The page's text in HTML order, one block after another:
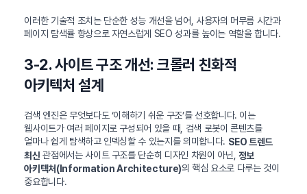
이러한 기술적 조치는 단순한 성능 개선을 넘어, 사용자의 머무름 시간과
페이지 탐색률 향상으로 자연스럽게 SEO 성과를 높이는 역할을 합니다.
3-2. 사이트 구조 개선: 크롤러 친화적
아키텍처 설계
검색 엔진은 무엇보다도 ‘이해하기 쉬운 구조’를 선호합니다. 이는
웹사이트가 여러 페이지로 구성되어 있을 때, 검색 로봇이 콘텐츠를
얼마나 쉽게 탐색하고 인덱싱할 수 있는지를 의미합니다. SEO 트렌드
최신 관점에서는 사이트 구조를 단순히 디자인 차원이 아닌, 정보
아키텍처(Information Architecture)의 핵심 요소로 다루는 것이
중요합니다.